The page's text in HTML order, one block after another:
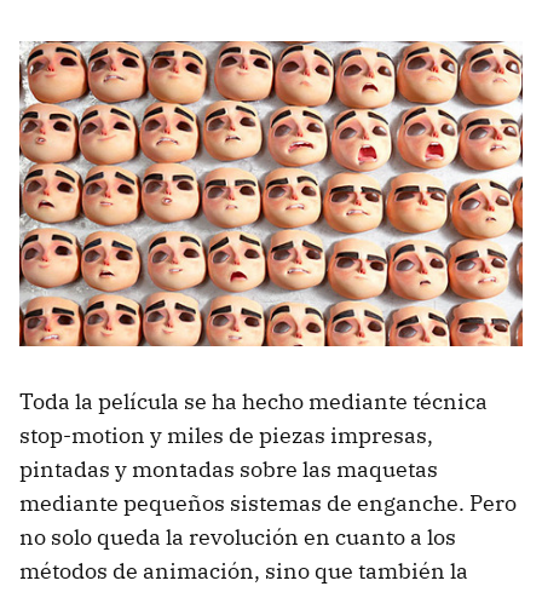
Toda la película se ha hecho mediante técnica
stop-motion y miles de piezas impresas,
pintadas y montadas sobre las maquetas
mediante pequeños sistemas de enganche. Pero
no solo queda la revolución en cuanto a los
métodos de animación, sino que también la